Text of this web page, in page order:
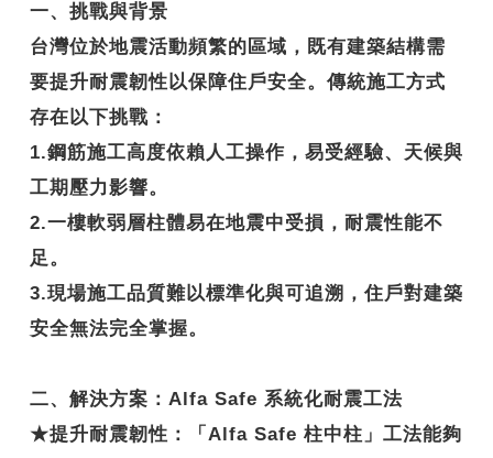
一、挑戰與背景
台灣位於地震活動頻繁的區域，既有建築結構需
要提升耐震韌性以保障住戶安全。傳統施工方式
存在以下挑戰：
1.鋼筋施工高度依賴人工操作，易受經驗、天候與
工期壓力影響。
2.一樓軟弱層柱體易在地震中受損，耐震性能不
足。
3.現場施工品質難以標準化與可追溯，住戶對建築
安全無法完全掌握。
二、解決方案：Alfa Safe 系統化耐震工法
★提升耐震韌性 ：「Alfa Safe 柱中柱」工法能夠